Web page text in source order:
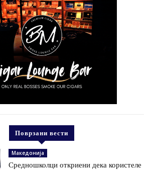
Поврзани вести
Македонија
Средношколци откриени дека користеле